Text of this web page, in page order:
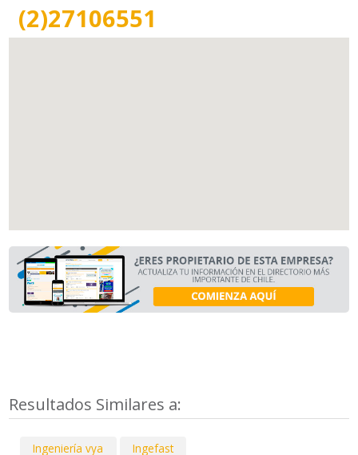
(2)27106551
Resultados Similares a:
Ingeniería vya Ingefast